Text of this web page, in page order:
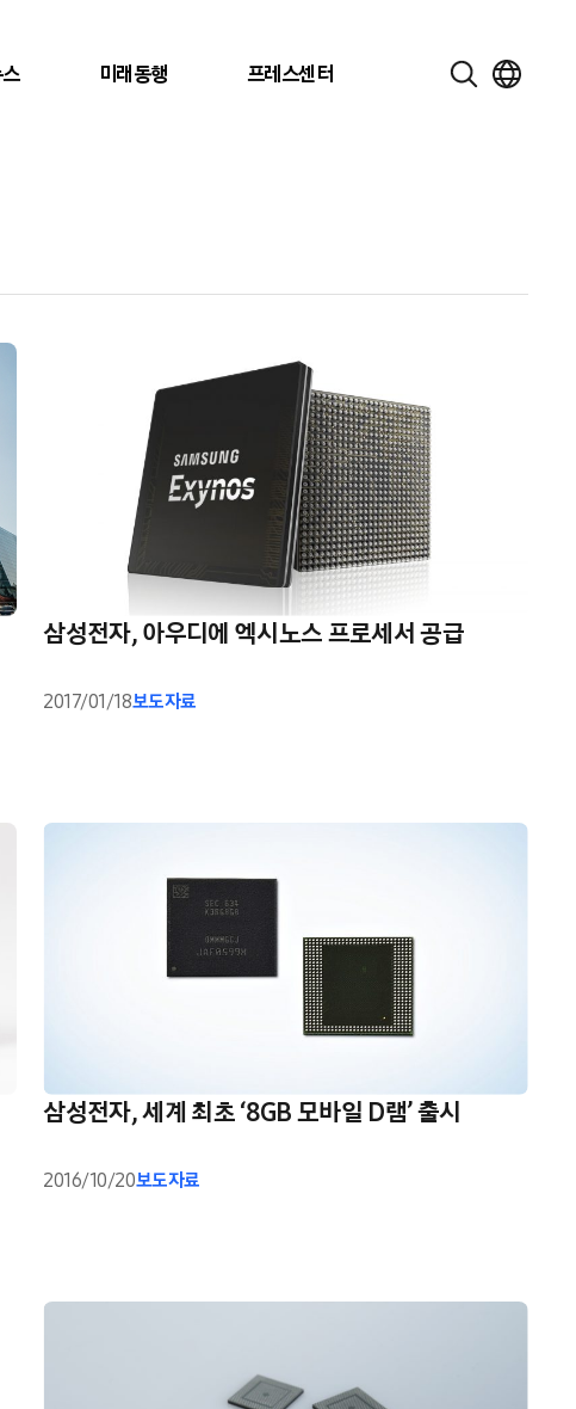
미래동행 프레스센터
삼성전자, 아우디에 엑시노스 프로세서 공급
2017/01/18보도자료
삼성전자, 세계 최초 ‘8GB 모바일 D램’ 출시
2016/10/20보도자료